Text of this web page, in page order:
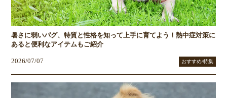
暑さに弱いパグ、特質と性格を知って上手に育てよう！熱中症対策に
あると便利なアイテムもご紹介
2026/07/07 おすすめ/特集